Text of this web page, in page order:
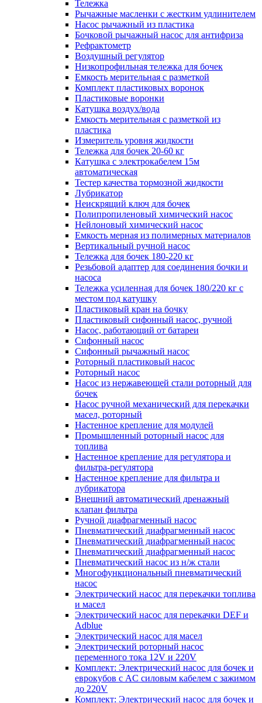
Тележка
Рычажные масленки с жестким удлинителем
Насос рычажный из пластика
Бочковой рычажный насос для антифриза
Рефрактометр
Воздушный регулятор
Низкопрофильная тележка для бочек
Емкость мерительная с разметкой
Комплект пластиковых воронок
Пластиковые воронки
Катушка воздух/вода
Емкость мерительная с разметкой из
пластика
Измеритель уровня жидкости
Тележка для бочек 20-60 кг
Катушка с электрокабелем 15м
автоматическая
Тестер качества тормозной жидкости
Лубрикатор
Неискрящий ключ для бочек
Полипропиленовый химический насос
Нейлоновый химический насос
Емкость мерная из полимерных материалов
Вертикальный ручной насос
Тележка для бочек 180-220 кг
Резьбовой адаптер для соединения бочки и
насоса
Тележка усиленная для бочек 180/220 кг с
местом под катушку
Пластиковый кран на бочку
Пластиковый сифонный насос, ручной
Насос, работающий от батареи
Сифонный насос
Сифонный рычажный насос
Роторный пластиковый насос
Роторный насос
Насос из нержавеющей стали роторный для
бочек
Насос ручной механический для перекачки
масел, роторный
Настенное крепление для модулей
Промышленный роторный насос для
топлива
Настенное крепление для регулятора и
фильтра-регулятора
Настенное крепление для фильтра и
лубрикатора
Внешний автоматический дренажный
клапан фильтра
Ручной диафрагменный насос
Пневматический диафрагменный насос
Пневматический диафрагменный насос
Пневматический диафрагменный насос
Пневматический насос из н/ж стали
Многофункциональный пневматический
насос
Электрический насос для перекачки топлива
и масел
Электрический насос для перекачки DEF и
Adblue
Электрический насос для масел
Электрический роторный насос
переменного тока 12V и 220V
Комплект: Электрический насос для бочек и
еврокубов с AC силовым кабелем с зажимом
до 220V
Комплект: Электрический насос для бочек и